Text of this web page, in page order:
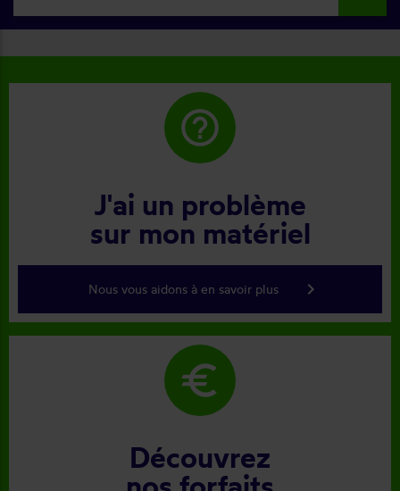
help_outline
J'ai un problème
sur mon matériel
Nous vous aidons à en savoir plus keyboard_arrow_right
euro
Découvrez